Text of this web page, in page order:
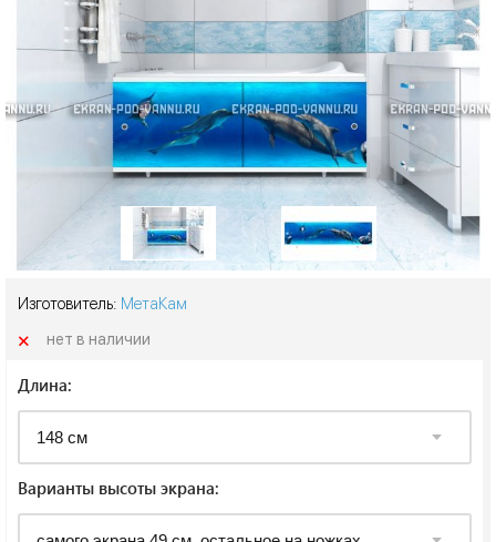
Изготовитель: МетаКам
+ нет в наличии
Длина:
Варианты высоты экрана: